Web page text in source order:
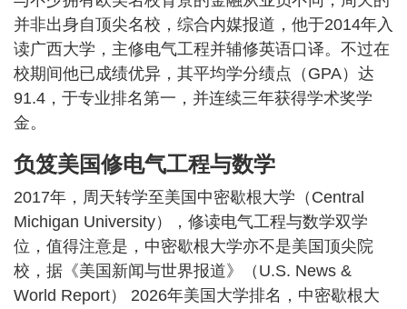
并非出身自顶尖名校，综合内媒报道，他于2014年入
读广西大学，主修电气工程并辅修英语口译。不过在
校期间他已成绩优异，其平均学分绩点（GPA）达
91.4，于专业排名第一，并连续三年获得学术奖学
金。
负笈美国修电气工程与数学
2017年，周天转学至美国中密歇根大学（Central
Michigan University），修读电气工程与数学双学
位，值得注意是，中密歇根大学亦不是美国顶尖院
校，据《美国新闻与世界报道》（U.S. News &
World Report） 2026年美国大学排名，中密歇根大